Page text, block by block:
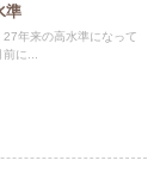
準
年来の高水準になって
に...